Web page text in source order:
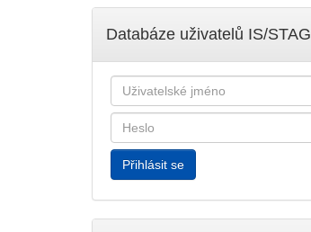
Databáze uživatelů IS/STAG